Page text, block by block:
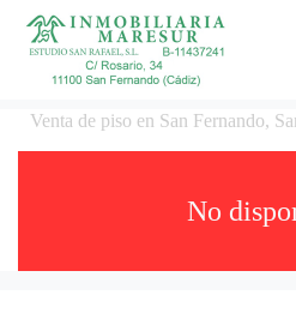
Venta de piso en San Fernando,
No